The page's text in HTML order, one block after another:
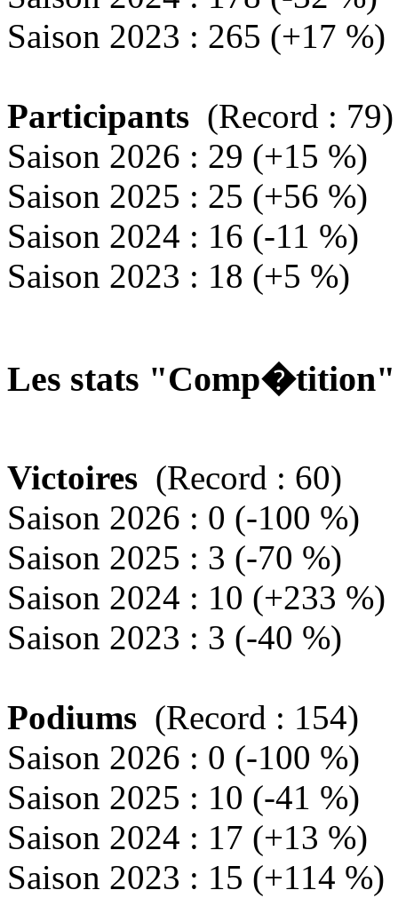
Saison 2023 : 265 (+17 %)
Participants (Record : 79)
Saison 2026 : 29 (+15 %)
Saison 2025 : 25 (+56 %)
Saison 2024 : 16 (-11 %)
Saison 2023 : 18 (+5 %)
Les stats
Victoires (Record : 60)
Saison 2026 : 0 (-100 %)
Saison 2025 : 3 (-70 %)
Saison 2024 : 10 (+233 %)
Saison 2023 : 3 (-40 %)
Podiums (Record : 154)
Saison 2026 : 0 (-100 %)
Saison 2025 : 10 (-41 %)
Saison 2024 : 17 (+13 %)
Saison 2023 : 15 (+114 %)